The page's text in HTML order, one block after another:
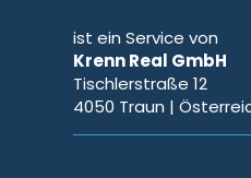
ist ein Service von
Krenn Real GmbH
Tischlerstraße 12
4050 Traun |